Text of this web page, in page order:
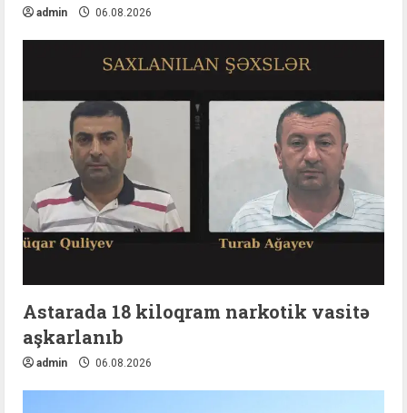
admin 06.08.2026
Astarada 18 kiloqram narkotik vasitə
aşkarlanıb
admin 06.08.2026